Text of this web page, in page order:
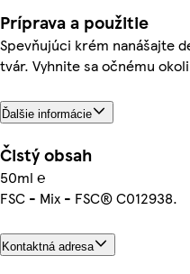
Príprava a použitie
Spevňujúci krém nanášajte
tvár. Vyhnite sa očnému
Ďalšie informácie
Čistý obsah
50ml ℮
FSC - Mix - FSC® C012938.
Kontaktná adresa